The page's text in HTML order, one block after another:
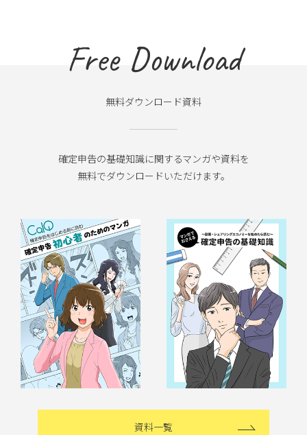
Free Download
無料ダウンロード資料
確定申告の基礎知識に関するマンガや資料を
無料でダウンロードいただけます。
資料一覧